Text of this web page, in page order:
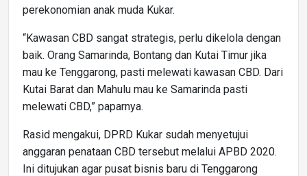
perekonomian anak muda Kukar.
“Kawasan CBD sangat strategis, perlu dikelola dengan
baik. Orang Samarinda, Bontang dan Kutai Timur jika
mau ke Tenggarong, pasti melewati kawasan CBD. Dari
Kutai Barat dan Mahulu mau ke Samarinda pasti
melewati CBD,” paparnya.
Rasid mengakui, DPRD Kukar sudah menyetujui
anggaran penataan CBD tersebut melalui APBD 2020.
Ini ditujukan agar pusat bisnis baru di Tenggarong